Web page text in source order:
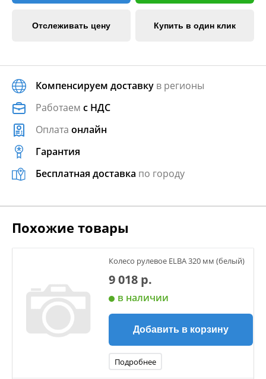
Отслеживать цену Купить в один клик
Компенсируем доставку в регионы
Работаем с НДС
Оплата онлайн
Гарантия
Бесплатная доставка по городу
Похожие товары
Колесо рулевое ELBA 320 мм (белый)
9 018 р.
в наличии
Добавить в корзину
Подробнее